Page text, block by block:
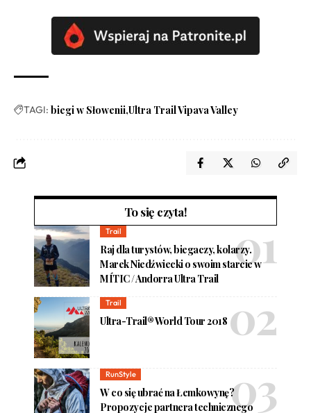
TAGI: biegi w Słowenii Ultra Trail Vipava Valley
To się czyta!
Trail
Raj dla turystów, biegaczy, kolarzy.
Marek Niedźwiecki o swoim starcie w
MÍTIC / Andorra Ultra Trail
Trail
Ultra-Trail® World Tour 2018
RunStyle
W co się ubrać na Łemkowynę?
Propozycje partnera technicznego